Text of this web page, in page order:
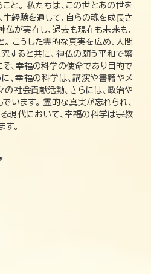
と。 私たちは、この世とあの世を
経験を通して、自らの魂を成長さ
が実在し、過去も現在も未来も、
こうした霊的な真実を広め、人間
すると共に、神仏の願う平和で繁
、幸福の科学の使命であり目的で
、幸福の科学は、講演や書籍やメ
社会貢献活動、さらには、政治や
います。 霊的な真実が忘れられ、
現代において、幸福の科学は宗教
。